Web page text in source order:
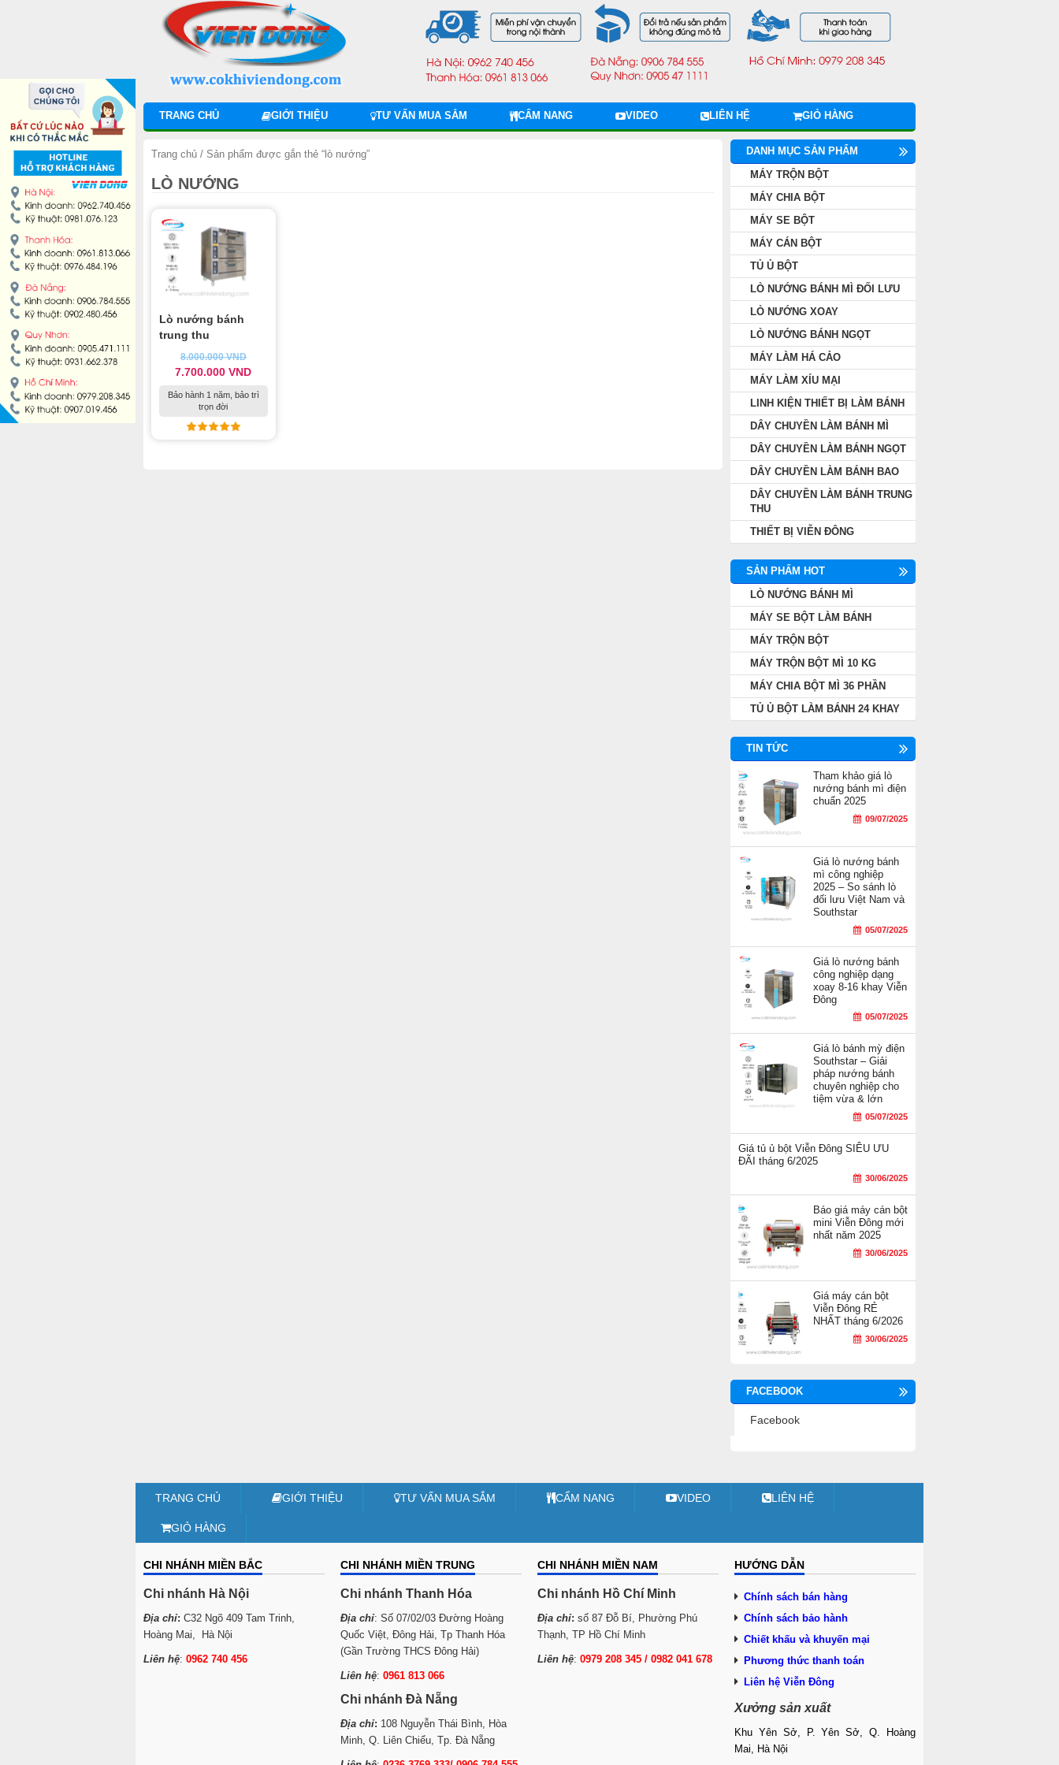
TRANG CHỦ GIỚI THIỆU TƯ VẤN MUA SẮM CẨM NANG VIDEO LIÊN HỆ GIỎ HÀNG
Trang chủ / Sản phẩm được gắn thẻ “lò nướng”
LÒ NƯỚNG
Lò nướng bánh
trung thu
8.000.000VND
7.700.000VND
Bảo hành 1 năm, bảo trì
trọn đời
DANH MỤC SẢN PHẨM
MÁY TRỘN BỘT
MÁY CHIA BỘT
MÁY SE BỘT
MÁY CÁN BỘT
TỦ Ủ BỘT
LÒ NƯỚNG BÁNH MÌ ĐỐI LƯU
LÒ NƯỚNG XOAY
LÒ NƯỚNG BÁNH NGỌT
MÁY LÀM HÁ CẢO
MÁY LÀM XÍU MẠI
LINH KIỆN THIẾT BỊ LÀM BÁNH
DÂY CHUYỀN LÀM BÁNH MÌ
DÂY CHUYỀN LÀM BÁNH NGỌT
DÂY CHUYỀN LÀM BÁNH BAO
DÂY CHUYỀN LÀM BÁNH TRUNG
THU
THIẾT BỊ VIỄN ĐÔNG
SẢN PHẨM HOT
LÒ NƯỚNG BÁNH MÌ
MÁY SE BỘT LÀM BÁNH
MÁY TRỘN BỘT
MÁY TRỘN BỘT MÌ 10 KG
MÁY CHIA BỘT MÌ 36 PHẦN
TỦ Ủ BỘT LÀM BÁNH 24 KHAY
TIN TỨC
Tham khảo giá lò
nướng bánh mì điện
chuẩn 2025
09/07/2025
Giá lò nướng bánh
mì công nghiệp
2025 – So sánh lò
đối lưu Việt Nam và
Southstar
05/07/2025
Giá lò nướng bánh
công nghiệp dạng
xoay 8-16 khay Viễn
Đông
05/07/2025
Giá lò bánh mỳ điện
Southstar – Giải
pháp nướng bánh
chuyên nghiệp cho
tiệm vừa & lớn
05/07/2025
Giá tủ ủ bột Viễn Đông SIÊU ƯU
ĐÃI tháng 6/2025
30/06/2025
Báo giá máy cán bột
mini Viễn Đông mới
nhất năm 2025
30/06/2025
Giá máy cán bột
Viễn Đông RẺ
NHẤT tháng 6/2026
30/06/2025
FACEBOOK
Facebook
TRANG CHỦ GIỚI THIỆU TƯ VẤN MUA SẮM CẨM NANG VIDEO LIÊN HỆ
GIỎ HÀNG
CHI NHÁNH MIỀN BẮC
Chi nhánh Hà Nội
Địa chỉ: C32 Ngõ 409 Tam Trinh,
Hoàng Mai, Hà Nội
Liên hệ: 0962 740 456
CHI NHÁNH MIỀN TRUNG
Chi nhánh Thanh Hóa
Địa chỉ: Số 07/02/03 Đường Hoàng
Quốc Việt, Đông Hải, Tp Thanh Hóa
(Gần Trường THCS Đông Hải)
Liên hệ: 0961 813 066
Chi nhánh Đà Nẵng
Địa chỉ: 108 Nguyễn Thái Bình, Hòa
Minh, Q. Liên Chiểu, Tp. Đà Nẵng
CHI NHÁNH MIỀN NAM
Chi nhánh Hồ Chí Minh
Địa chỉ: số 87 Đỗ Bí, Phường Phú
Thạnh, TP Hồ Chí Minh
Liên hệ: 0979 208 345 / 0982 041 678
HƯỚNG DẪN
Chính sách bán hàng
Chính sách bảo hành
Chiết khấu và khuyến mại
Phương thức thanh toán
Liên hệ Viễn Đông
Xưởng sản xuất
Khu Yên Sở, P. Yên Sở, Q. Hoàng
Mai, Hà Nội
MÁY CHIA BỘT
MÁY SE BỘT
MÁY CÁN BỘT
TỦ Ủ BỘT
LÒ NƯỚNG BÁNH MÌ ĐỐI LƯU
LÒ NƯỚNG XOAY
LÒ NƯỚNG BÁNH NGỌT
MÁY LÀM XÍU MẠI